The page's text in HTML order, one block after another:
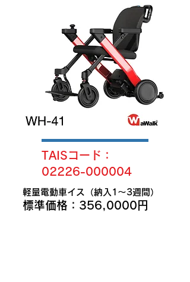
TAISコード：
02226-000004
軽量電動車イス（納入1〜3週間）
​標準価格：356,0000円